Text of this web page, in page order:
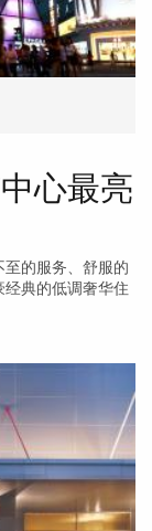
心最亮
的服务、舒服的
典的低调奢华住